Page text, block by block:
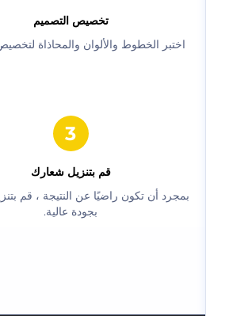
‫تخصيص التصميم‬
‫اختبر الخطوط والألوان والمحاذاة لتخصيص شعارك.‬
‫قم بتنزيل شعارك‬
‫بمجرد أن تكون راضيًا عن النتيجة ، قم بتنزيل
بجودة عالية.‬